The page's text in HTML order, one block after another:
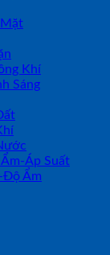
Khí
Sáng
Áp Suất
Ẩm